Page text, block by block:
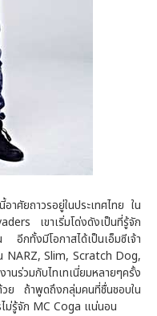
ศัยถาวรอยู่ในประเทศไทย ใน
เขาเริ่มโด่งดังเป็นที่รู้จัก
อีกทั้งมีโอกาสได้เป็นเอ็มซีเจ้า
NARZ, Slim, Scratch Dog,
ร่วมกับไทเทเนี่ยมหลายๆครั้ง
ย ถ้าพูดถึงกลุ่มคนที่ชื่นชอบใน
ม่รู้จัก MC Coga แน่นอน